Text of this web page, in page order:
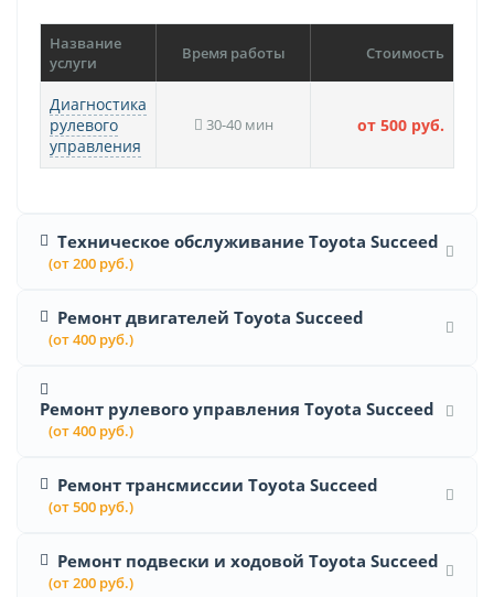
Название
услуги
Время работы Стоимость
Диагностика
рулевого
управления
30-40 мин от 500 руб.
Техническое обслуживание Toyota Succeed
(от 200 руб.)
Ремонт двигателей Toyota Succeed
(от 400 руб.)
Ремонт рулевого управления Toyota Succeed
(от 400 руб.)
Ремонт трансмиссии Toyota Succeed
(от 500 руб.)
Ремонт подвески и ходовой Toyota Succeed
(от 200 руб.)